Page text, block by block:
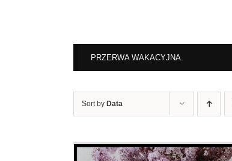
PRZERWA WAKACYJNA.
Sort by Data